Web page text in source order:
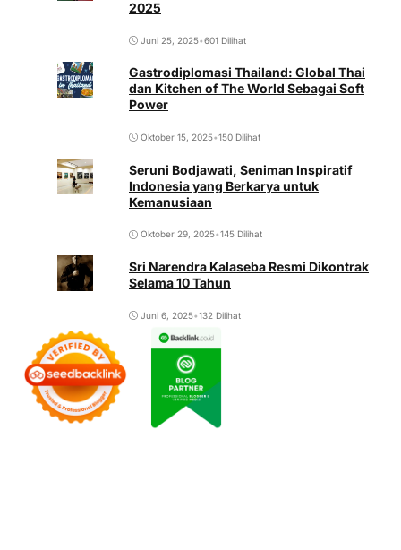
2025
Juni 25, 2025•601 Dilihat
Gastrodiplomasi Thailand: Global Thai
dan Kitchen of The World Sebagai Soft
Power
Oktober 15, 2025•150 Dilihat
Seruni Bodjawati, Seniman Inspiratif
Indonesia yang Berkarya untuk
Kemanusiaan
Oktober 29, 2025•145 Dilihat
Sri Narendra Kalaseba Resmi Dikontrak
Selama 10 Tahun
Juni 6, 2025•132 Dilihat